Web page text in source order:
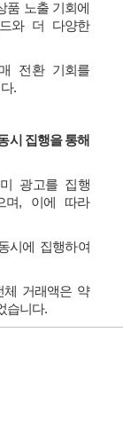
품 노출 기회에
와 더 다양한
전환 기회를
.
시 집행을 통해
광고를 집행
며, 이에 따라
시에 집행하여
체 거래액은 약
습니다.